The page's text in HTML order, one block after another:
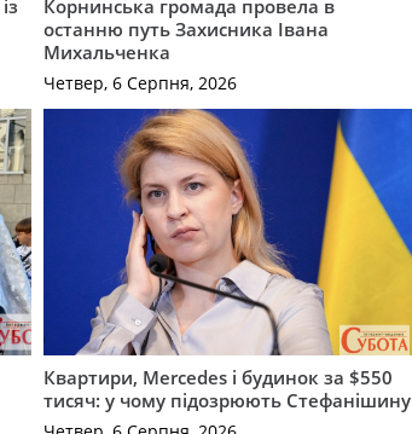
Корнинська громада провела в
останню путь Захисника Івана
Михальченка
Четвер, 6 Серпня, 2026
Квартири, Mercedes і будинок за $550
тисяч: у чому підозрюють Стефанішину